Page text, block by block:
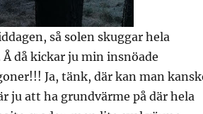
så solen skuggar hela
då kickar ju min insnöade
Ja, tänk, där kan man
ju att ha grundvärme på där hela